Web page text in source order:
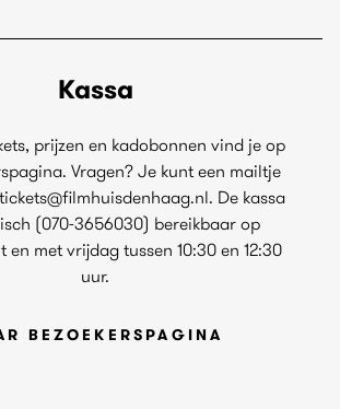
Kassa
prijzen en kadobonnen vind je op
Vragen? Je kunt een mailtje
De kassa
(070-3656030) bereikbaar op
en met vrijdag tussen 10:30 en 12:30
uur.
BEZOEKERSPAGINA